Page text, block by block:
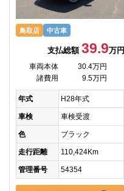
鳥取店 中古車
支払総額 39.9万円
車両本体
30.4万円
諸費用
9.5万円
年式 H28年式
車検 車検受渡
色 ブラック
走行距離 110,424Km
管理番号 54354